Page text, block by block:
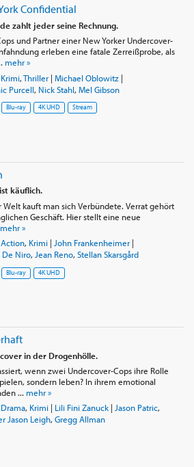
Confidential
zahlt jeder seine Rechnung.
und Partner einer New Yorker Undercover-
erleben eine fatale Zerreißprobe, als
mehr »
Krimi,Thriller| Michael Oblowitz|
Purcell, Nick Stahl, Mel Gibson
Blu-ray 4K UHD Stream
käuflich.
Welt kauft man sich Verbündete. Verrat gehört
Geschäft. Hier stellt eine neue
mehr »
Action, Krimi| John Frankenheimer|
De Niro, Jean Reno, Stellan Skarsgård
Blu-ray 4K UHD
in der Drogenhölle.
wenn zwei Undercover-Cops ihre Rolle
sondern leben? In ihrem emotional
... mehr »
Drama, Krimi| Lili Fini Zanuck| Jason Patric,
Jason Leigh, Gregg Allman